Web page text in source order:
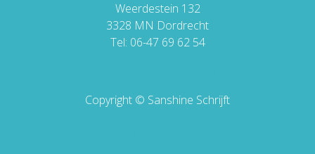
Weerdestein 132
3328 MN Dordrecht
Tel: 06-47 69 62 54
Copyright © Sanshine Schrijft